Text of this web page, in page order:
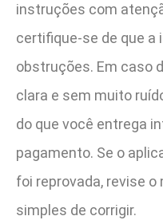
instruções com
certifique-se de que a
obstruções. Em caso
clara e sem muito
do que você entrega
pagamento. Se o
foi reprovada, revise
simples de corrigir.